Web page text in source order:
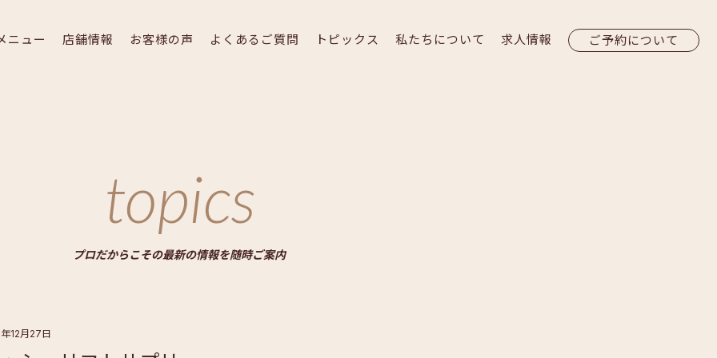
ニュー 店舗情報 お客様の声 よくあるご質問 トピックス 私たちについて 求人情報 ご予約について
topics
プロだからこその最新の情報を随時ご案内
12月27日